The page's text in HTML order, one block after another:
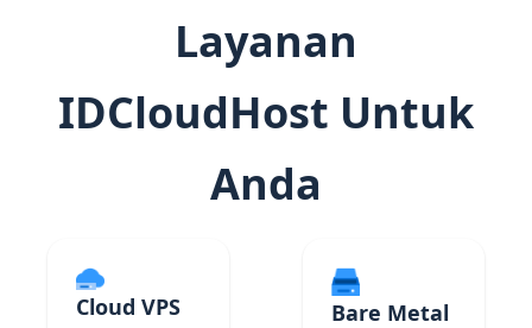
Layanan
IDCloudHost Untuk
Anda
Cloud VPS
Bare Metal